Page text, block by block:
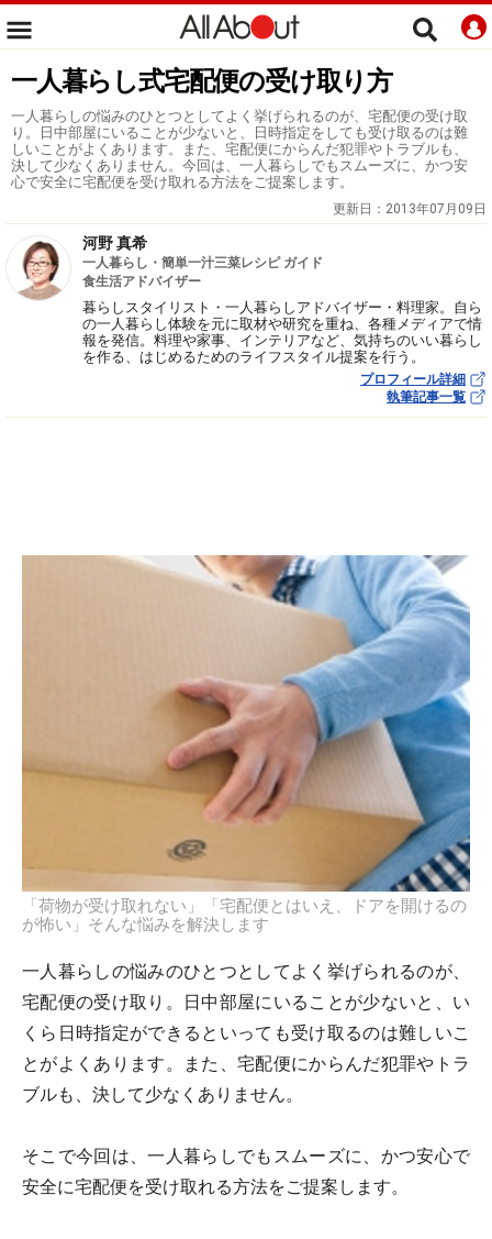
一人暮らし式宅配便の受け取り方
一人暮らしの悩みのひとつとしてよく挙げられるのが、宅配便の受け取
り。日中部屋にいることが少ないと、日時指定をしても受け取るのは難
しいことがよくあります。また、宅配便にからんだ犯罪やトラブルも、
決して少なくありません。今回は、一人暮らしでもスムーズに、かつ安
心で安全に宅配便を受け取れる方法をご提案します。
更新日： 2013年07月09日
河野 真希
一人暮らし・簡単一汁三菜レシピ ガイド
食生活アドバイザー
暮らしスタイリスト・一人暮らしアドバイザー・料理家。自ら
の一人暮らし体験を元に取材や研究を重ね、各種メディアで情
報を発信。料理や家事、インテリアなど、気持ちのいい暮らし
を作る、はじめるためのライフスタイル提案を行う。
プロフィール詳細
執筆記事一覧
「荷物が受け取れない」「宅配便とはいえ、ドアを開けるの
が怖い」そんな悩みを解決します
一人暮らしの悩みのひとつとしてよく挙げられるのが、
宅配便の受け取り。日中部屋にいることが少ないと、い
くら日時指定ができるといっても受け取るのは難しいこ
とがよくあります。また、宅配便にからんだ犯罪やトラ
ブルも、決して少なくありません。
そこで今回は、一人暮らしでもスムーズに、かつ安心で
安全に宅配便を受け取れる方法をご提案します。